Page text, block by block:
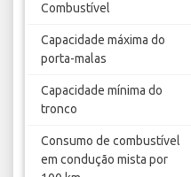
Combustível
Capacidade máxima do
porta-malas
Capacidade mínima do
tronco
Consumo de combustível
em condução mista por